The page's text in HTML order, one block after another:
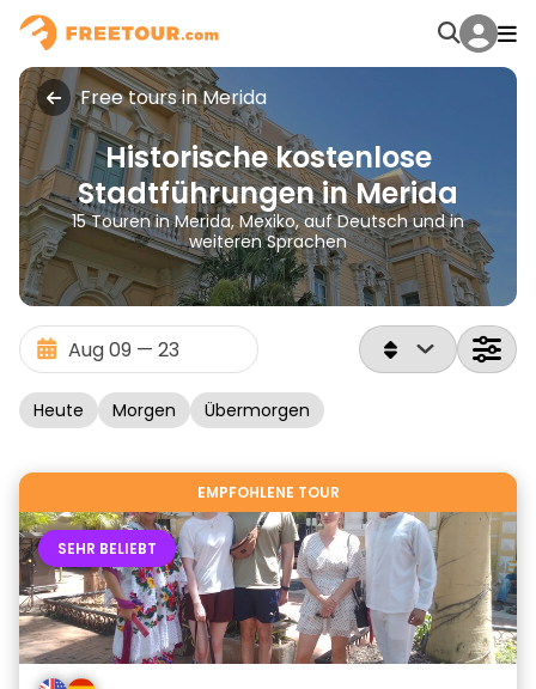
Free tours in Merida
Historische kostenlose
Stadtführungen in Merida
15 Touren in Merida, Mexiko, auf Deutsch und in
weiteren Sprachen
Heute Morgen Übermorgen
EMPFOHLENE TOUR
SEHR BELIEBT